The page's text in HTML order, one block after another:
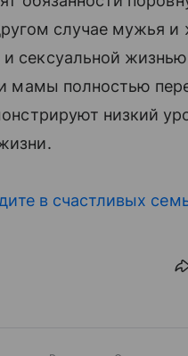
случае мужья и
сексуальной
мамы полностью
низкий
в счастливых